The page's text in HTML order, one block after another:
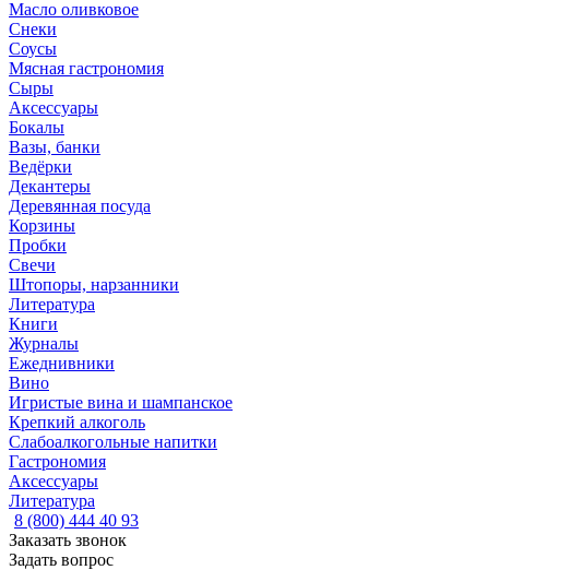
Масло оливковое
Снеки
Соусы
Мясная гастрономия
Сыры
Аксессуары
Бокалы
Вазы, банки
Ведёрки
Декантеры
Деревянная посуда
Корзины
Пробки
Свечи
Штопоры, нарзанники
Литература
Книги
Журналы
Ежеднивники
Вино
Игристые вина и шампанское
Крепкий алкоголь
Слабоалкогольные напитки
Гастрономия
Аксессуары
Литература
8 (800) 444 40 93
Заказать звонок
Задать вопрос